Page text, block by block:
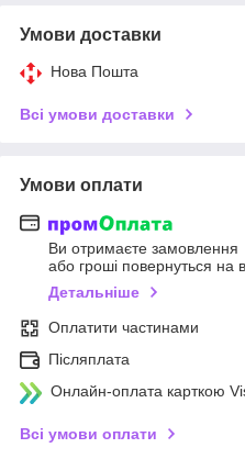
Умови доставки
Нова Пошта
Всі умови доставки
Умови оплати
Ви отримаєте замовлення
або гроші повернуться на
Детальніше
Оплатити частинами
Післяплата
Онлайн-оплата карткою
Всі умови оплати